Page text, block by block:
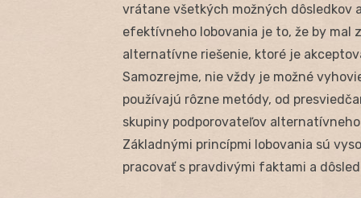
vrátane všetkých možných dôsledkov
efektívneho lobovania je to, že by
alternatívne riešenie, ktoré je
Samozrejme, nie vždy je možné
používajú rôzne metódy, od
skupiny podporovateľov
Základnými princípmi lobovania sú
pracovať s pravdivými faktami a